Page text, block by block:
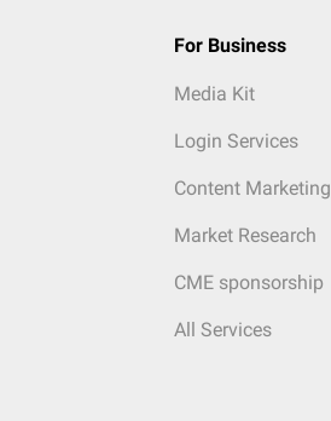
For Business
Media Kit
Login Services
Content Marketing
Market Research
CME sponsorship
All Services